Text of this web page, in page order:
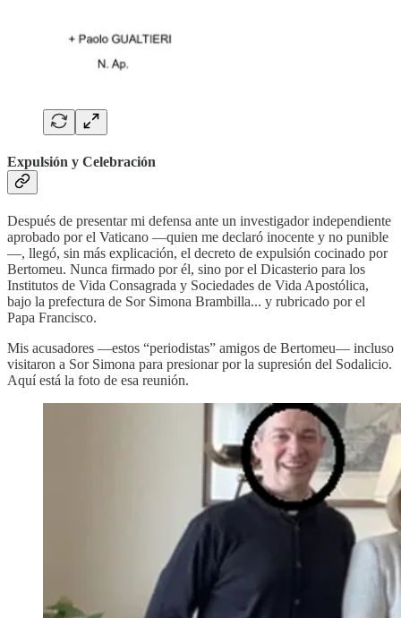
Expulsión y Celebración
Después de presentar mi defensa ante un investigador independiente
aprobado por el Vaticano —quien me declaró inocente y no punible
—, llegó, sin más explicación, el decreto de expulsión cocinado por
Bertomeu. Nunca firmado por él, sino por el Dicasterio para los
Institutos de Vida Consagrada y Sociedades de Vida Apostólica,
bajo la prefectura de Sor Simona Brambilla... y rubricado por el
Papa Francisco.
Mis acusadores —estos “periodistas” amigos de Bertomeu— incluso
visitaron a Sor Simona para presionar por la supresión del Sodalicio.
Aquí está la foto de esa reunión.